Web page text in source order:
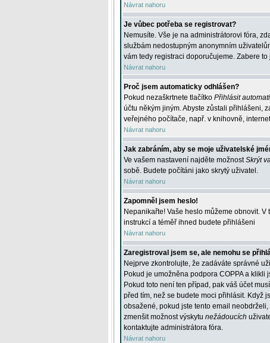
Návrat nahoru
Je vůbec potřeba se registrovat?
Nemusíte. Vše je na administrátorovi fóra,
službám nedostupným anonymním
vám tedy registraci doporučujeme. Zabere to
Návrat nahoru
Proč jsem automaticky odhlášen?
Pokud nezaškrtnete tlačítko Přihlásit
účtu někým jiným. Abyste zůstali přihlášeni,
veřejného počítače, např. v knihovně,
Návrat nahoru
Jak zabráním, aby se moje uživatelské
Ve vašem nastavení najděte možnostSkrýt
sobě. Budete počítáni jako skrytý uživatel.
Návrat nahoru
Zapomněl jsem heslo!
Nepanikařte! Vaše heslo můžeme obnovit.
instrukcí a téměř ihned budete přihlášeni
Návrat nahoru
Zaregistroval jsem se, ale nemohu se
Nejprve zkontrolujte, že zadáváte správné
Pokud je umožněna podpora COPPA a klikli
Pokud toto není ten případ, pak váš účet
před tím, než se budete moci přihlásit. Když
obsažené, pokud jste tento email
zmenšit možnost výskytu nežádoucích
kontaktujte administrátora fóra.
Návrat nahoru